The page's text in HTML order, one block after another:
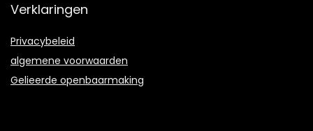
Verklaringen
Privacybeleid
algemene voorwaarden
Gelieerde openbaarmaking